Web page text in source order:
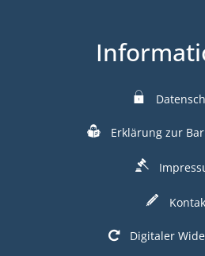
Erklärung zur
Digitaler